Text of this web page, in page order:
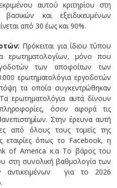
αυτού κριτηρίου στη
και εξειδικευμένων
από 30 έως και 90%.
Πρόκειται για ίδιου τύπου
ερωτηματολογίων, μόνο που
των αποφοίτων των
ερωτηματολόγια εργοδοτών
τα οποία συγκεντρώθηκαν
ερωτηματολόγια αυτά δίνουν
όσον αφορά τις
Στην έρευνα αυτή
από όλους τους τομείς της
εταιρίες όπως το Facebook, η
of America κ.α Το βάρος του
στη συνολική βαθμολογία των
αντικειμένων για το 2026